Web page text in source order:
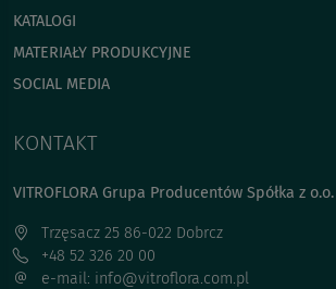
KATALOGI
MATERIAŁY PRODUKCYJNE
SOCIAL MEDIA
KONTAKT
VITROFLORA Grupa Producentów Spółka z o.o.
Trzęsacz 25 86-022 Dobrcz
+48 52 326 20 00
e-mail: info@vitroflora.com.pl